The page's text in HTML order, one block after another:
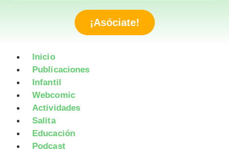
¡Asóciate!
Inicio
Publicaciones
Infantil
Webcomic
Actividades
Salita
Educación
Podcast